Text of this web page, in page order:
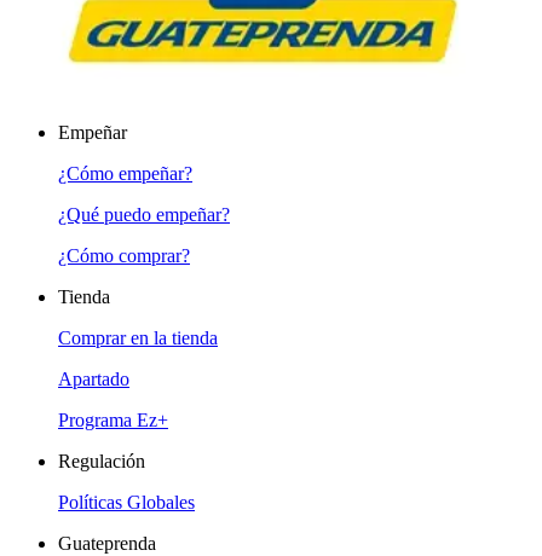
Empeñar
¿Cómo empeñar?
¿Qué puedo empeñar?
¿Cómo comprar?
Tienda
Comprar en la tienda
Apartado
Programa Ez+
Regulación
Políticas Globales
Guateprenda